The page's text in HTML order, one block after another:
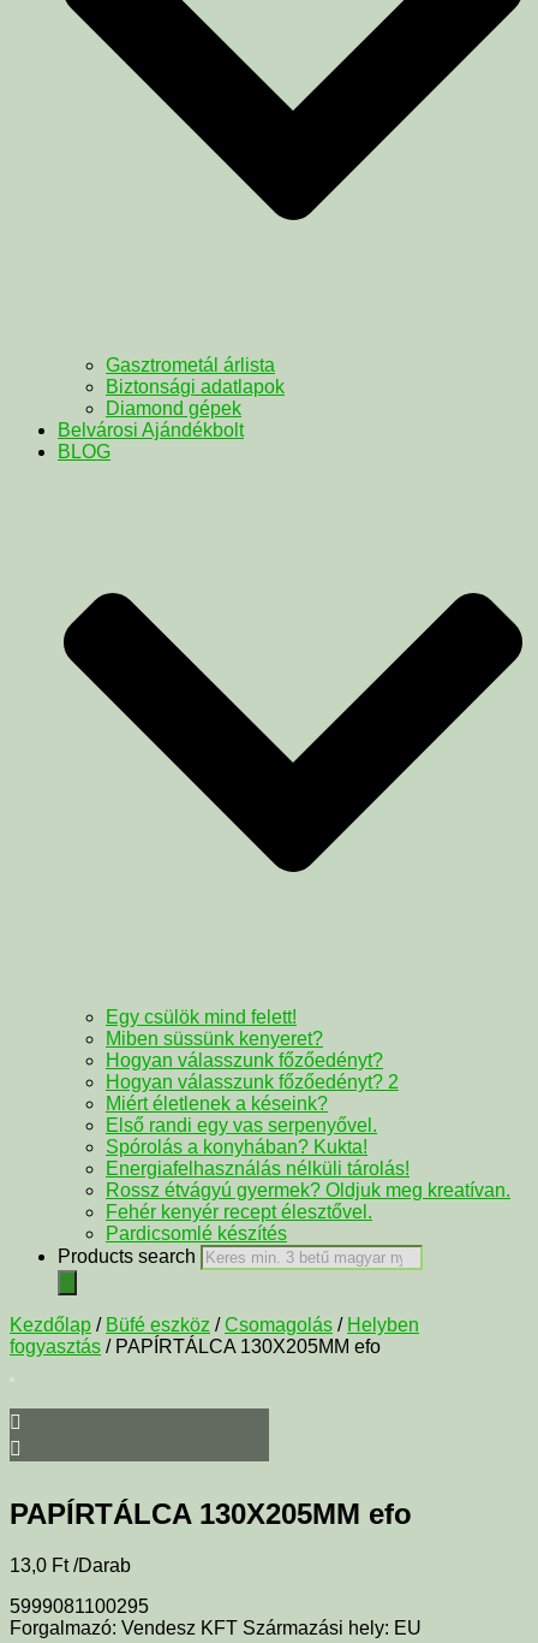
Gasztrometál árlista
Biztonsági adatlapok
Diamond gépek
Belvárosi Ajándékbolt
BLOG
Egy csülök mind felett!
Miben süssünk kenyeret?
Hogyan válasszunk főzőedényt?
Hogyan válasszunk főzőedényt? 2
Miért életlenek a késeink?
Első randi egy vas serpenyővel.
Spórolás a konyhában? Kukta!
Energiafelhasználás nélküli tárolás!
Rossz étvágyú gyermek? Oldjuk meg kreatívan.
Fehér kenyér recept élesztővel.
Pardicsomlé készítés
Products search
Kezdőlap / Büfé eszköz /Csomagolás / Helyben
fogyasztás / PAPÍRTÁLCA 130X205MM efo
PAPÍRTÁLCA 130X205MM efo
13,0 Ft /Darab
5999081100295
Forgalmazó: Vendesz KFT Származási hely: EU